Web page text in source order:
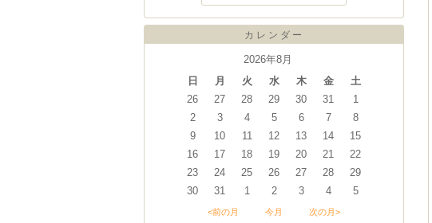
カレンダー
2026年8月
日
月 火 水 木 金
土
26
27 28 29 30 31
1
2
3 4 5 6 7
8
9
10 11 12 13 14
15
16
17 18 19 20 21
22
23
24 25 26 27 28
29
30
31 1 2 3 4 5
<前の月 今月 次の月>